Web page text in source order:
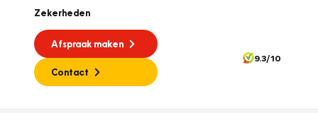
Zekerheden
Afspraak maken
Contact
9.3/10